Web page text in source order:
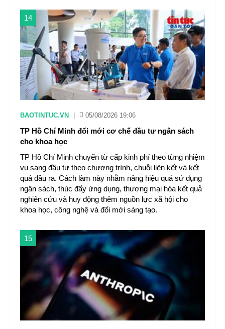
14
BAOTINTUC.VN 05/08/2026 19:06
TP Hồ Chí Minh đổi mới cơ chế đầu tư ngân sách
cho khoa học
TP Hồ Chí Minh chuyển từ cấp kinh phí theo từng nhiệm
vụ sang đầu tư theo chương trình, chuỗi liên kết và kết
quả đầu ra. Cách làm này nhằm nâng hiệu quả sử dụng
ngân sách, thúc đẩy ứng dụng, thương mại hóa kết quả
nghiên cứu và huy động thêm nguồn lực xã hội cho
khoa học, công nghệ và đổi mới sáng tạo.
15